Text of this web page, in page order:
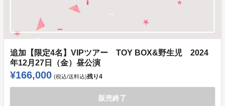
追加【限定4名】VIPツアー TOY BOX&野生児 2024
年12月27日（金）昼公演
¥166,000 (税込/送料込)残り4
販売終了